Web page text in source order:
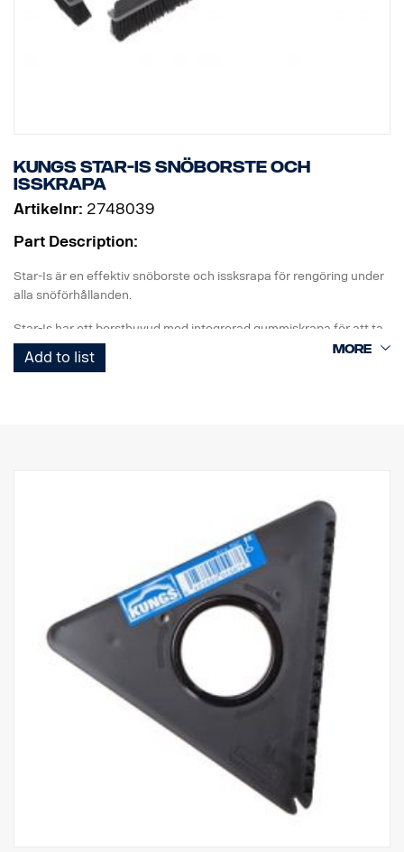
Kungs Star-Is snöborste och
isskrapa
Artikelnr: 2748039
Part Description:
Star-Is är en effektiv snöborste och issksrapa för rengöring under
alla snöförhållanden.
Star-Is har ett borsthuvud med integrerad gummiskrapa för att ta
bort våt och tung snö. Borsthuvudet kan ställas i två lägen,
antingen i T-form eller rak.
Add to list